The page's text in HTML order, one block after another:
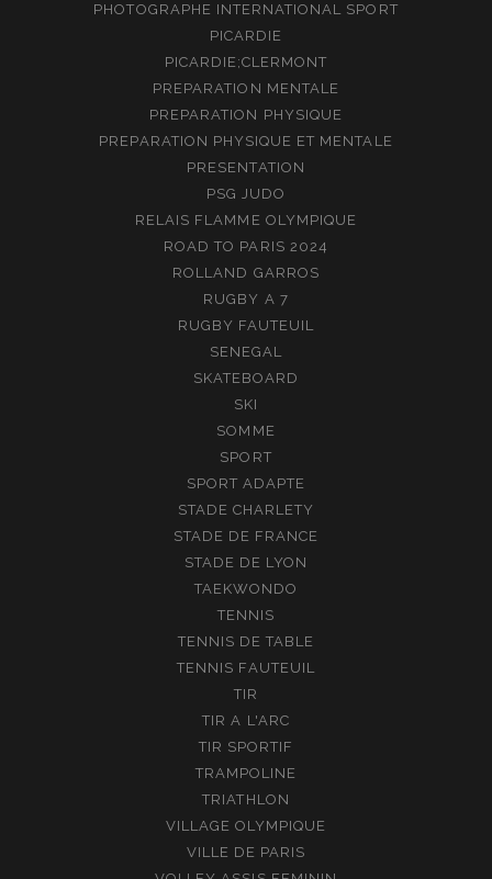
PHOTOGRAPHE INTERNATIONAL SPORT
PICARDIE
PICARDIE;CLERMONT
PREPARATION MENTALE
PREPARATION PHYSIQUE
PREPARATION PHYSIQUE ET MENTALE
PRESENTATION
PSG JUDO
RELAIS FLAMME OLYMPIQUE
ROAD TO PARIS 2024
ROLLAND GARROS
RUGBY A 7
RUGBY FAUTEUIL
SENEGAL
SKATEBOARD
SKI
SOMME
SPORT
SPORT ADAPTE
STADE CHARLETY
STADE DE FRANCE
STADE DE LYON
TAEKWONDO
TENNIS
TENNIS DE TABLE
TENNIS FAUTEUIL
TIR
TIR A L'ARC
TIR SPORTIF
TRAMPOLINE
TRIATHLON
VILLAGE OLYMPIQUE
VILLE DE PARIS